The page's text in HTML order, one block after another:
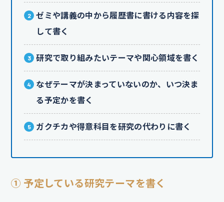
ゼミや講義の中から履歴書に書ける内容を探
して書く
研究で取り組みたいテーマや関心領域を書く
なぜテーマが決まっていないのか、いつ決ま
る予定かを書く
ガクチカや得意科目を研究の代わりに書く
① 予定している研究テーマを書く